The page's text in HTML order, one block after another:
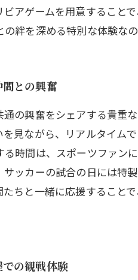
アゲームを用意すること
絆を深める特別な体験なの
との興奮
の興奮をシェアする貴重
見ながら、リアルタイム
時間は、スポーツファン
ッカーの試合の日には特
ちと一緒に応援すること
の観戦体験